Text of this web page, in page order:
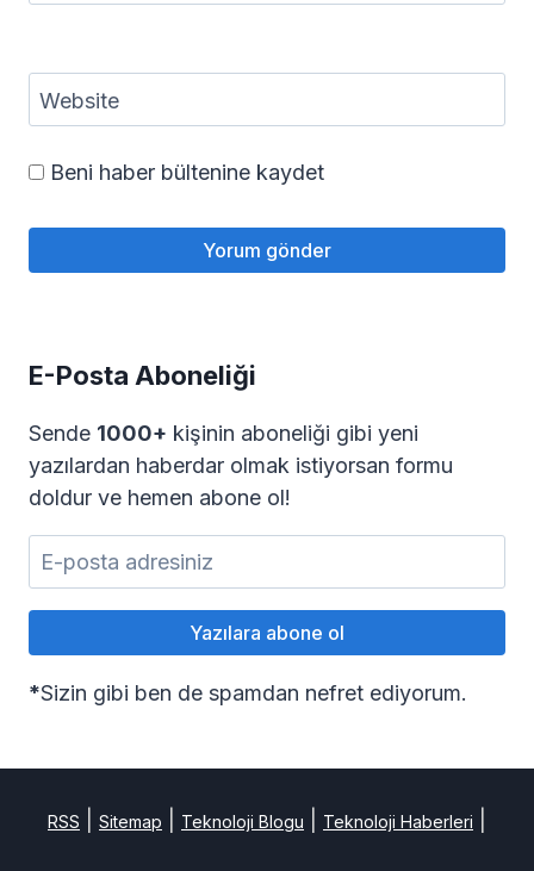
Website
Beni haber bültenine kaydet
E-Posta Aboneliği
Sende 1000+ kişinin aboneliği gibi yeni
yazılardan haberdar olmak istiyorsan formu
doldur ve hemen abone ol!
*Sizin gibi ben de spamdan nefret ediyorum.
RSS Sitemap Teknoloji Blogu Teknoloji Haberleri